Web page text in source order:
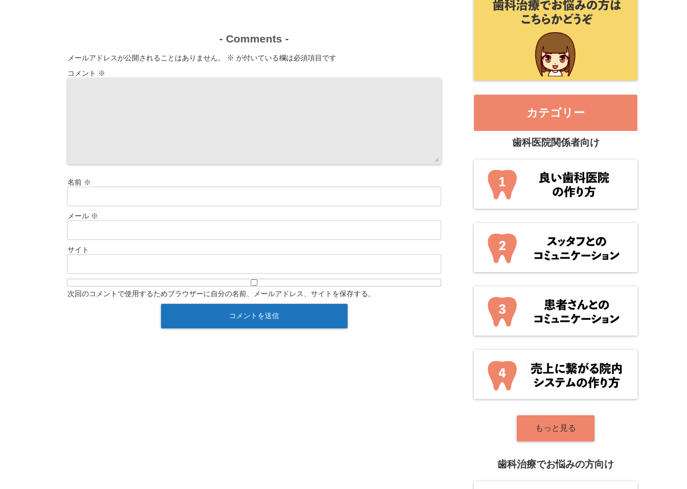
- Comments -
メールアドレスが公開されることはありません。 ※ が付いている欄は必須項目です
コメント ※
名前 ※
メール ※
サイト
次回のコメントで使用するためブラウザーに自分の名前、メールアドレス、サイトを保存する。
カテゴリー
歯科医院関係者向け
もっと見る
歯科治療でお悩みの方向け